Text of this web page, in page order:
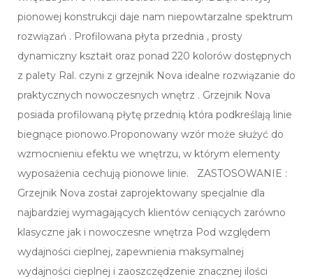
pionowej konstrukcji daje nam niepowtarzalne spektrum
rozwiązań . Profilowana płyta przednia , prosty
dynamiczny kształt oraz ponad 220 kolorów dostępnych
z palety Ral. czyni z grzejnik Nova idealne rozwiązanie do
praktycznych nowoczesnych wnętrz . Grzejnik Nova
posiada profilowaną płytę przednią która podkreślają linie
biegnące pionowo.Proponowany wzór może służyć do
wzmocnieniu efektu we wnętrzu, w którym elementy
wyposażenia cechują pionowe linie. ZASTOSOWANIE :
Grzejnik Nova został zaprojektowany specjalnie dla
najbardziej wymagających klientów ceniących zarówno
klasyczne jak i nowoczesne wnętrza Pod względem
wydajności cieplnej, zapewnienia maksymalnej
wydajności cieplnej i zaoszczędzenie znacznej ilości